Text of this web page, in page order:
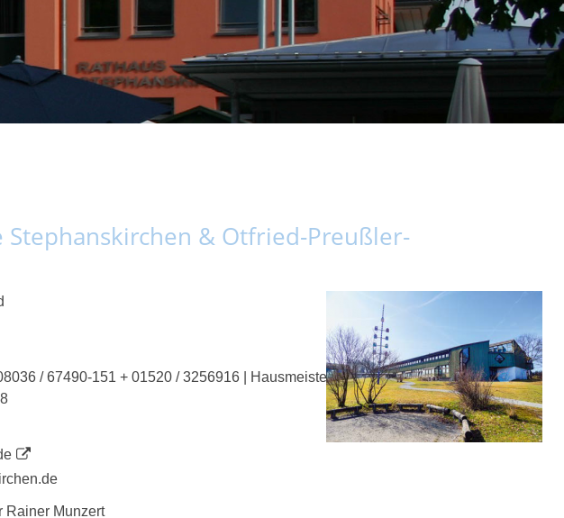
& Otfried-Preußler-
/ 67490-151 + 01520 / 3256916 | Hausmeister Franz Dandlberger: 08036 /
Rainer Munzert